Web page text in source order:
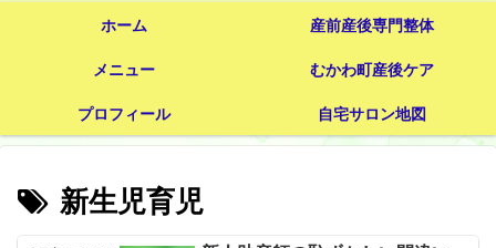
ホーム
産前産後専門整体
メニュー
むかわ町産後ケア
プロフィール
自宅サロン地図
新生児育児